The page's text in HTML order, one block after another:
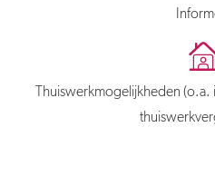
Thuiswerkmogelijkheden